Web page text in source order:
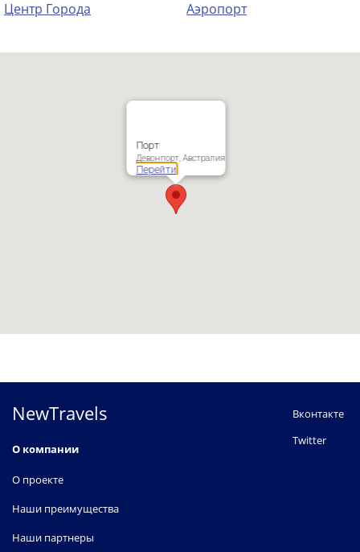
Центр Города Аэропорт
Порт
Девонпорт, Австралия
Перейти
NewTravels
О компании
О проекте
Наши преимущества
Наши партнеры
Вконтакте
Twitter